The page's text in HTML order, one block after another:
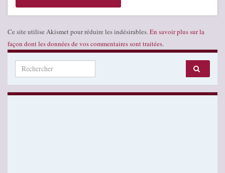
Ce site utilise Akismet pour réduire les indésirables. En savoir plus sur la
façon dont les données de vos commentaires sont traitées.
Search for: